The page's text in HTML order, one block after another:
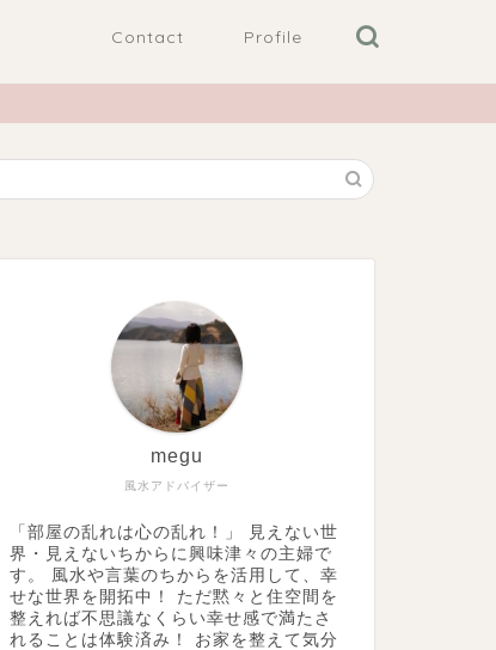
Contact Profile
風水アドバイザー
megu
「部屋の乱れは心の乱れ！」 見えない世
界・見えないちからに興味津々の主婦で
す。 風水や言葉のちからを活用して、幸
せな世界を開拓中！ ただ黙々と住空間を
整えれば不思議なくらい幸せ感で満たさ
れることは体験済み！ お家を整えて気分